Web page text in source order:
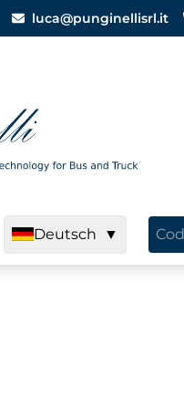
luca@punginellisrl.it
Deutsch ▼